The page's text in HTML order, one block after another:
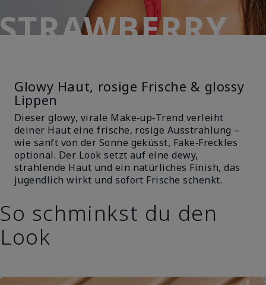
Glowy Haut, rosige Frische & glossy
Lippen
Dieser glowy, virale Make‑up‑Trend verleiht
deiner Haut eine frische, rosige Ausstrahlung –
wie sanft von der Sonne geküsst, Fake‑Freckles
optional. Der Look setzt auf eine dewy,
strahlende Haut und ein natürliches Finish, das
jugendlich wirkt und sofort Frische schenkt.
So schminkst du den
Look